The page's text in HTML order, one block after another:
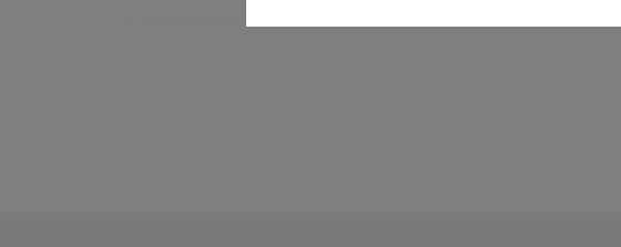
Naturalny korek zapewnia doskonałą przyczepność, nawet przy
Materiał jest antybakteryjny i hipoalergiczny – idealny dla osób z